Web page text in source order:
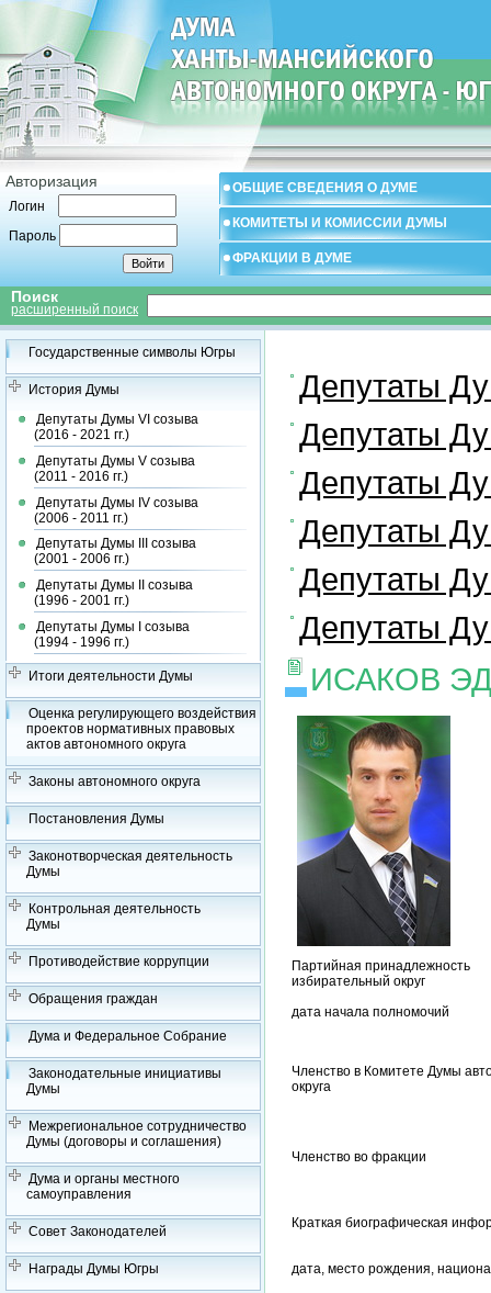
Авторизация
Логин
Пароль
ОБЩИЕ СВЕДЕНИЯ О ДУМЕ
КОМИТЕТЫ И КОМИССИИ ДУМЫ
ФРАКЦИИ В ДУМЕ
Поиск
расширенный поиск
Государственные символы Югры
История Думы
Депутаты Думы VI созыва
(2016 - 2021 гг.)
Депутаты Думы V созыва
(2011 - 2016 гг.)
Депутаты Думы IV созыва
(2006 - 2011 гг.)
Депутаты Думы III созыва
(2001 - 2006 гг.)
Депутаты Думы II созыва
(1996 - 2001 гг.)
Депутаты Думы I созыва
(1994 - 1996 гг.)
Итоги деятельности Думы
Оценка регулирующего воздействия
проектов нормативных правовых
актов автономного округа
Законы автономного округа
Постановления Думы
Законотворческая деятельность
Думы
Контрольная деятельность
Думы
Противодействие коррупции
Обращения граждан
Дума и Федеральное Собрание
Законодательные инициативы
Думы
Межрегиональное сотрудничество
Думы (договоры и соглашения)
Дума и органы местного
самоуправления
Совет Законодателей
Награды Думы Югры
Депутаты
Депутаты
Депутаты
Депутаты
Депутаты
Депутаты
ИСАКОВ
Партийная принадлежность
избирательный округ
дата начала полномочий
Членство в Комитете Думы
округа
Членство во фракции
Краткая биографическая
дата, место рождения,